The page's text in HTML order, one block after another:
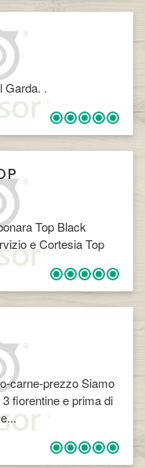
Garda. .
Top Black
e Cortesia Top
carne-prezzo Siamo
fiorentine e prima di